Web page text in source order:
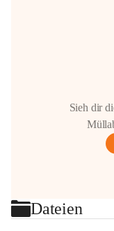
Sieh dir
Dateien